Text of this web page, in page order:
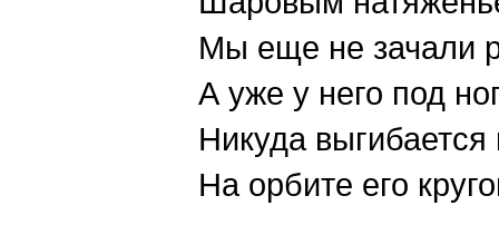
Мы еще не зачали
А уже у него под
Никуда выгибается
На орбите его